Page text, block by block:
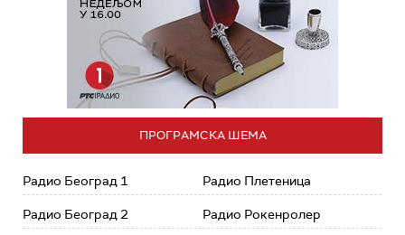
ПРОГРАМСКА ШЕМА
Радио Београд 1
Радио Београд 2
Радио Плетеница
Радио Рокенролер